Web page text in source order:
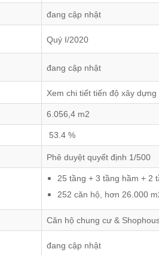
đang cập nhật
Quý I/2020
đang cập nhật
Xem chi tiết tiến độ xây dựng
6.056,4 m2
53.4 %
Phê duyệt quyết định 1/500
25 tầng + 3 tầng hầm + 2
252 căn hộ, hơn 26.000
Căn hộ chung cư &
đang cập nhật